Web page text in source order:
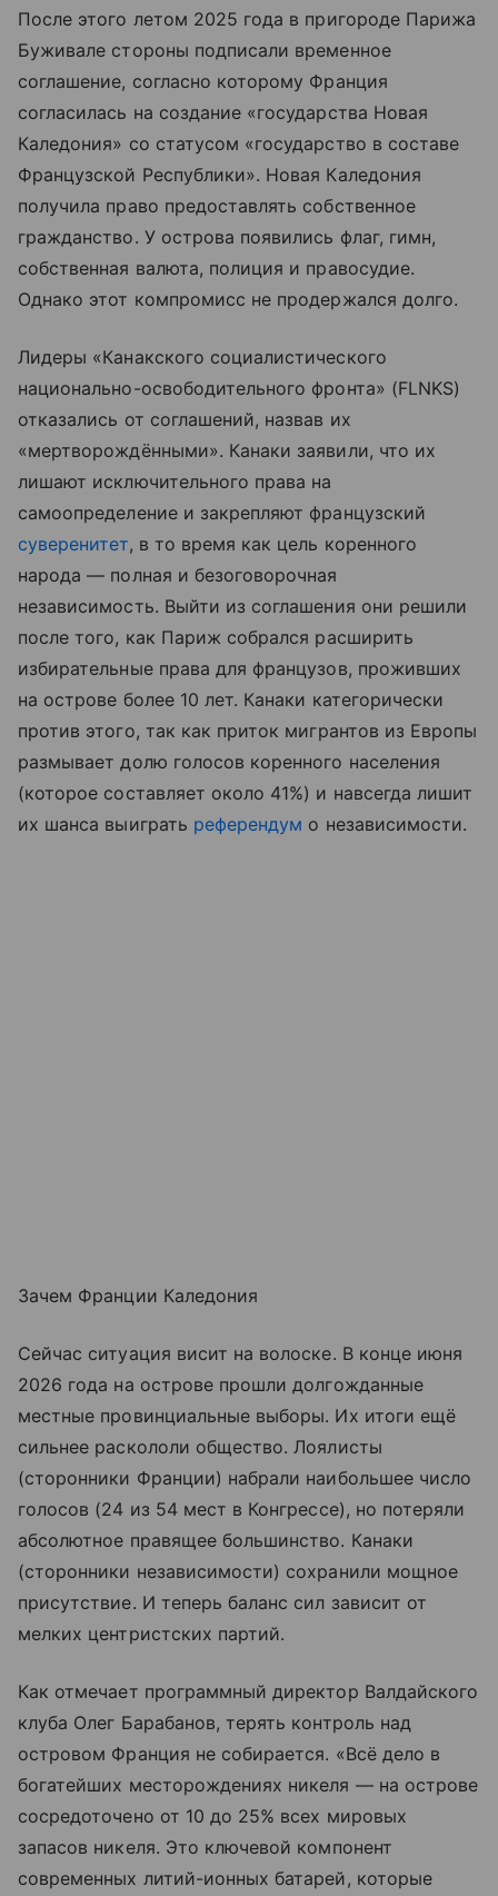
После этого летом 2025 года в пригороде Парижа
Буживале стороны подписали временное
соглашение, согласно которому Франция
согласилась на создание «государства Новая
Каледония» со статусом «государство в составе
Французской Республики». Новая Каледония
получила право предоставлять собственное
гражданство. У острова появились флаг, гимн,
собственная валюта, полиция и правосудие.
Однако этот компромисс не продержался долго.
Лидеры «Канакского социалистического
национально-освободительного фронта» (FLNKS)
отказались от соглашений, назвав их
«мертворождёнными». Канаки заявили, что их
лишают исключительного права на
самоопределение и закрепляют французский
суверенитет, в то время как цель коренного
народа — полная и безоговорочная
независимость. Выйти из соглашения они решили
после того, как Париж собрался расширить
избирательные права для французов, проживших
на острове более 10 лет. Канаки категорически
против этого, так как приток мигрантов из Европы
размывает долю голосов коренного населения
(которое составляет около 41%) и навсегда лишит
их шанса выиграть референдум о независимости.
Зачем Франции Каледония
Сейчас ситуация висит на волоске. В конце июня
2026 года на острове прошли долгожданные
местные провинциальные выборы. Их итоги ещё
сильнее раскололи общество. Лоялисты
(сторонники Франции) набрали наибольшее число
голосов (24 из 54 мест в Конгрессе), но потеряли
абсолютное правящее большинство. Канаки
(сторонники независимости) сохранили мощное
присутствие. И теперь баланс сил зависит от
мелких центристских партий.
Как отмечает программный директор Валдайского
клуба Олег Барабанов, терять контроль над
островом Франция не собирается. «Всё дело в
богатейших месторождениях никеля — на острове
сосредоточено от 10 до 25% всех мировых
запасов никеля. Это ключевой компонент
современных литий-ионных батарей, которые